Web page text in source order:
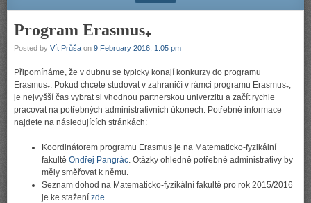
Program Erasmus₊
Posted by Vít Průša on 9 February 2016, 1:05 pm
Připomínáme, že v dubnu se typicky konají konkurzy do programu
Erasmus₊. Pokud chcete studovat v zahraničí v rámci programu Erasmus₊,
je nejvyšší čas vybrat si vhodnou partnerskou univerzitu a začít rychle
pracovat na potřebných administrativních úkonech. Potřebné informace
najdete na následujících stránkách:
Koordinátorem programu Erasmus je na Matematicko-fyzikální
fakultě Ondřej Pangrác. Otázky ohledně potřebné administrativy by
měly směřovat k němu.
Seznam dohod na Matematicko-fyzikální fakultě pro rok 2015/2016
je ke stažení zde.